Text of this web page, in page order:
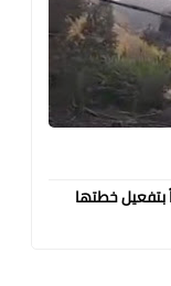
بتفعيل خطتها